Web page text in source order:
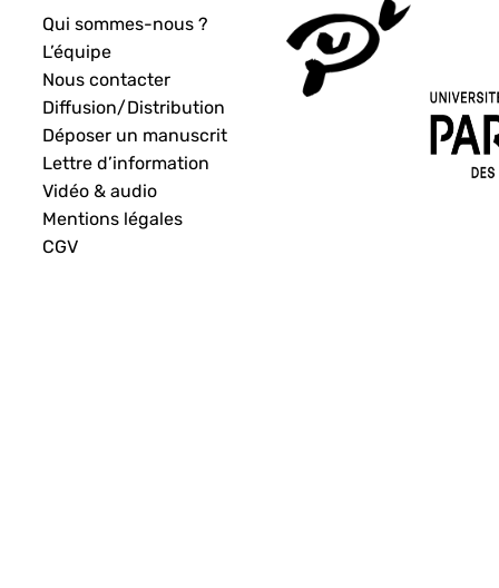
Qui sommes-nous ?
L’équipe
Nous contacter
Diffusion/Distribution
Déposer un manuscrit
Lettre d’information
Vidéo & audio
Mentions légales
CGV